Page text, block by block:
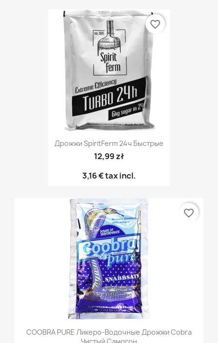
Дрожжи SpiritFerm 24ч Быстрые
12,99 zł
3,16 €tax incl.
favorite_border
COOBRA PURE Ликеро-Водочные Дрожжи Cobra
favorite_border